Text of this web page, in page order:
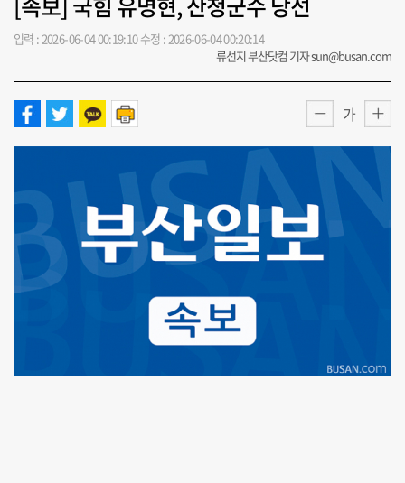
입력 : 2026-06-04 00:19:10수정 : 2026-06-04 00:20:14
류선지 부산닷컴 기자 sun@busan.com
가